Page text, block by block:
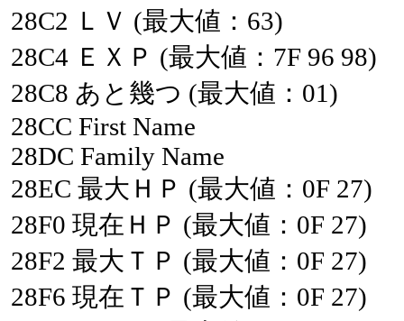
28C2 ＬＶ (最大値：63)
28C4 ＥＸＰ (最大値：7F 96 98)
28C8 あと幾つ (最大値：01)
28CC First Name
28DC Family Name
28EC 最大ＨＰ (最大値：0F 27)
28F0 現在ＨＰ (最大値：0F 27)
28F2 最大ＴＰ (最大値：0F 27)
28F6 現在ＴＰ (最大値：0F 27)